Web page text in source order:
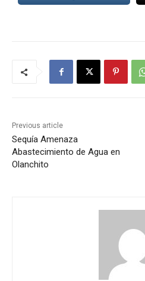
Previous article
Sequía Amenaza
Abastecimiento de Agua en
Olanchito